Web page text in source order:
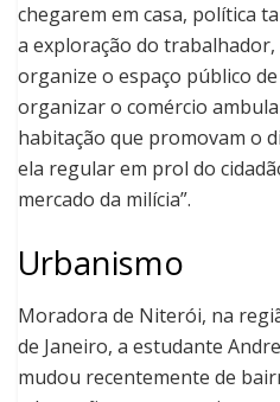
chegarem em casa, política
a exploração do
organize o espaço público
organizar o comércio
habitação que promovam o
ela regular em prol do
mercado da milícia”.
Urbanismo
Moradora de Niterói, na
de Janeiro, a estudante
mudou recentemente de